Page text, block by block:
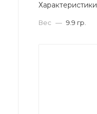
Характеристики
Вес — 9.9 гр.